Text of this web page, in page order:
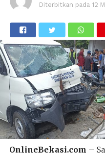
Diterbitkan pada 12
OnlineBekasi.com –